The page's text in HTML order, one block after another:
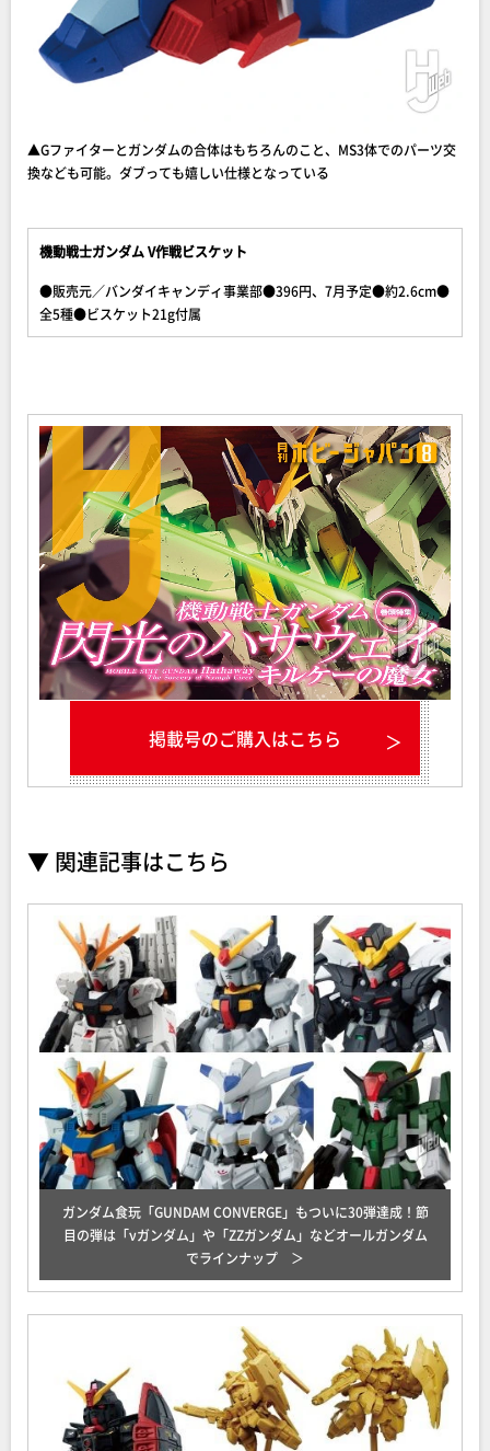
▲Gファイターとガンダムの合体はもちろんのこと、MS3体でのパーツ交
換なども可能。ダブっても嬉しい仕様となっている
機動戦士ガンダム V作戦ビスケット
●販売元／バンダイキャンディ事業部●396円、7月予定●約2.6cm●
全5種●ビスケット21g付属
掲載号のご購入はこちら
▼ 関連記事はこちら
ガンダム食玩「GUNDAM CONVERGE」もついに30弾達成！節
目の弾は「νガンダム」や「ZZガンダム」などオールガンダム
でラインナップ